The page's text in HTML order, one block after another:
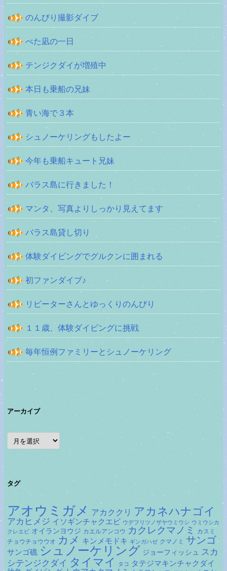
のんびり撮影ダイブ
べた凪の一日
テンジクダイが増殖中
本日も乗船の兄妹
青い海で３本
シュノーケリングもしたよー
今年も乗船キュート兄妹
バラス島に行きました！
マンタ、写真よりしっかり見えてます
バラス島貸し切り
体験ダイビングでグルクンに囲まれる
初ファンダイブ♪
リピーターさんとゆっくりのんびり
１１歳、体験ダイビングに挑戦
毎年恒例ファミリーとシュノーケリング
アーカイブ
ア
ー
カ
タグ
アオウミガメ アカククリ アカネハナゴイ
アカヒメジ イソギンチャクエビ ウデフリツノザヤウミウシ ウミウシカ
クレエビ オイランヨウジ カエルアンコウ カクレクマノミ カスミ
チョウチョウウオ カメ キンメモドキ ギンガハゼ クマノミ サンゴ
サンゴ礁 シュノーケリング ジョーフィッシュ スカ
シテンジクダイ タイマイ タコ
タテジマキンチャクダイ